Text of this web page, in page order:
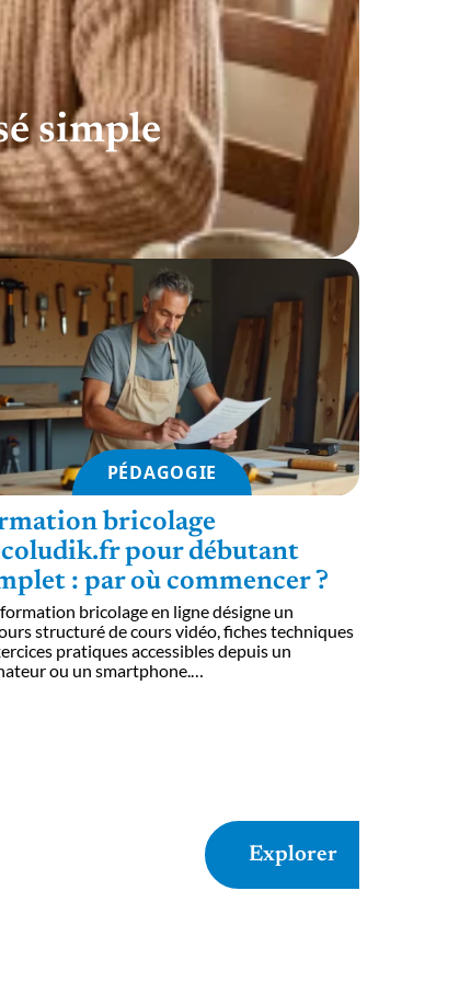
simple
PÉDAGOGIE
bricolage
pour débutant
: par où commencer ?
bricolage en ligne désigne un
structuré de cours vidéo, fiches techniques
pratiques accessibles depuis un
ou un smartphone.…
Explorer